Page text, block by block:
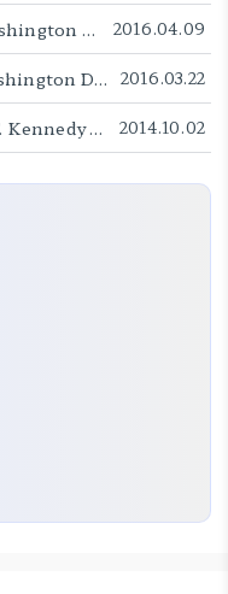
WONDER 3 [Renwick Gallery, Washington DC] 2016.04.09
WONDER 1 [Renwick Gallery, Washington DC] 2016.03.22
케네디 대통령 도서관 & 박물관 - John F. Kennedy Presidential Library and Museum [Boston, MA] 2014.10.02